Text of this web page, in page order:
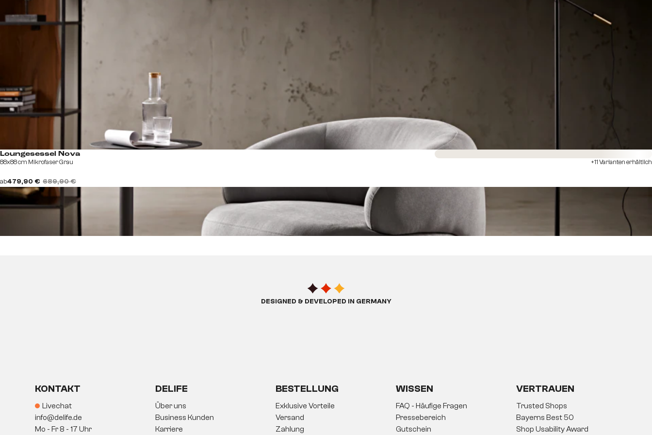
Loungesessel Nova
88x88 cm Mikrofaser Grau
ab479,90 € 689,90 €
+11 Varianten erhältlich
DESIGNED & DEVELOPED IN GERMANY
KONTAKT
Livechat
info@delife.de
Mo - Fr 8 - 17 Uhr
DELIFE
Über uns
Business Kunden
Karriere
BESTELLUNG
Exklusive Vorteile
Versand
Zahlung
WISSEN
FAQ - Häufige Fragen
Pressebereich
Gutschein
VERTRAUEN
Trusted Shops
Bayerns Best 50
Shop Usability Award